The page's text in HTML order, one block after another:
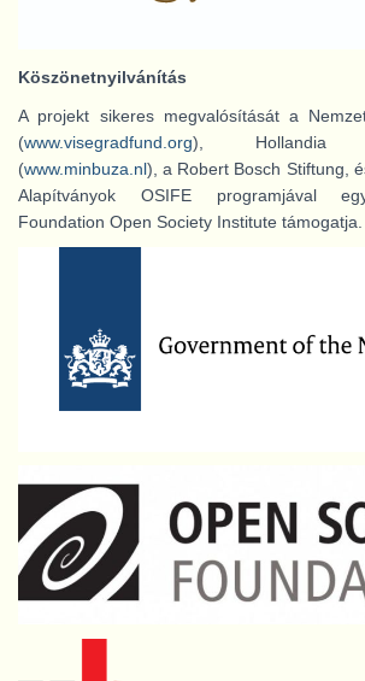
Köszönetnyilvánítás
A projekt sikeres megvalósítását a
(www.visegradfund.org), Hollandia
(www.minbuza.nl), a Robert Bosch Stiftung,
Alapítványok OSIFE programjával
Foundation Open Society Institute támogatja.